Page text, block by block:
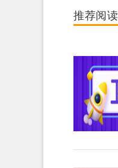
推荐阅读